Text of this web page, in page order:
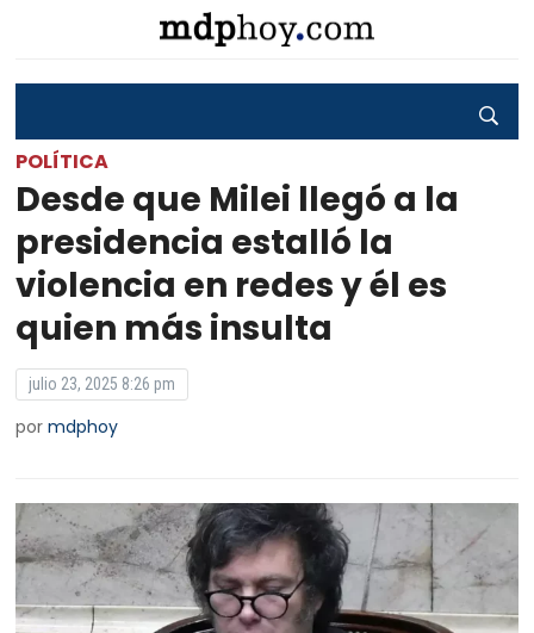
POLÍTICA
Desde que Milei llegó a la
presidencia estalló la
violencia en redes y él es
quien más insulta
julio 23, 2025 8:26 pm
pormdphoy